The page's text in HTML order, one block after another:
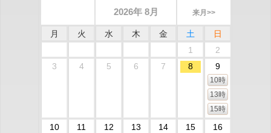
2026年 8月 来月>>
月 火 水 木 金 土
日
1
2
3
4 5 6 7 8 9
10時
13時
15時
10 11 12 13 14 15 16